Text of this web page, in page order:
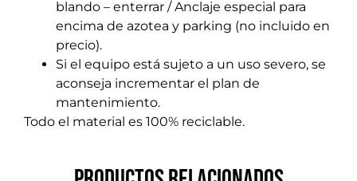
blando – enterrar / Anclaje especial para
encima de azotea y parking (no incluido en
precio).
Si el equipo está sujeto a un uso severo, se
aconseja incrementar el plan de
mantenimiento.
Todo el material es 100% reciclable.